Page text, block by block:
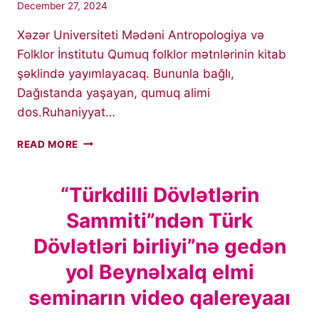
December 27, 2024
Xəzər Universiteti Mədəni Antropologiya və
Folklor İnstitutu Qumuq folklor mətnlərinin kitab
şəklində yayımlayacaq. Bununla bağlı,
Dağıstanda yaşayan, qumuq alimi
dos.Ruhaniyyat…
READ MORE KHAZAR
TƏŞKILATÇILIĞI
ILƏ
QUMUQ
FOLKLOR
MƏTNLƏRININ
VƏ
YAYIMLANMASI
HAQQINDA
“Türkdilli Dövlətlərin
Sammiti”ndən Türk
Dövlətləri birliyi”nə gedən
yol Beynəlxalq elmi
seminarın video qalereyaaı